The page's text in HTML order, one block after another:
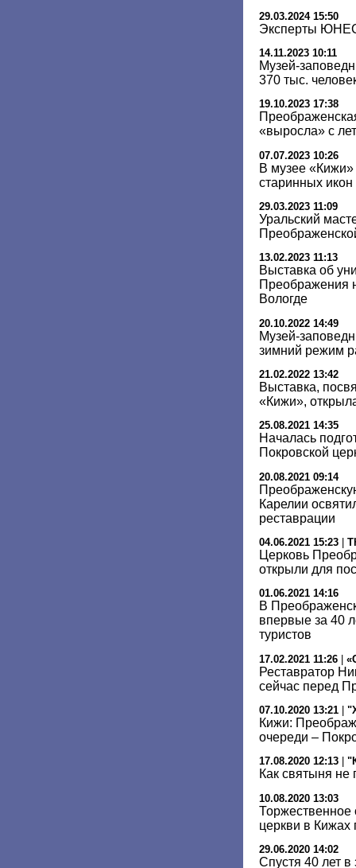
29.03.2024 15:50
Эксперты
14.11.2023 10:11
Музей-
370 тыс.
19.10.2023 17:38
«выросла» с
07.07.2023 10:26
В музее «Кижи»
старинных икон
29.03.2023 11:09
Уральский
13.02.2023 11:13
Выставка об
Преображения
Вологде
20.10.2022 14:49
Музей-
зимний режим
21.02.2022 13:42
Выставка,
«Кижи»,
25.08.2021 14:35
Началась
Покровской
20.08.2021 09:14
Карелии
реставрации
04.06.2021 15:23
Церковь
открыли для
01.06.2021 14:16
В
впервые за 40
туристов
17.02.2021 11:26 |
Реставратор
сейчас перед
07.10.2020 13:21
Кижи:
очереди –
17.08.2020 12:13
Как святыня не
10.08.2020 13:03
Торжественное
церкви в Кижах
29.06.2020 14:02
Спустя 40 лет